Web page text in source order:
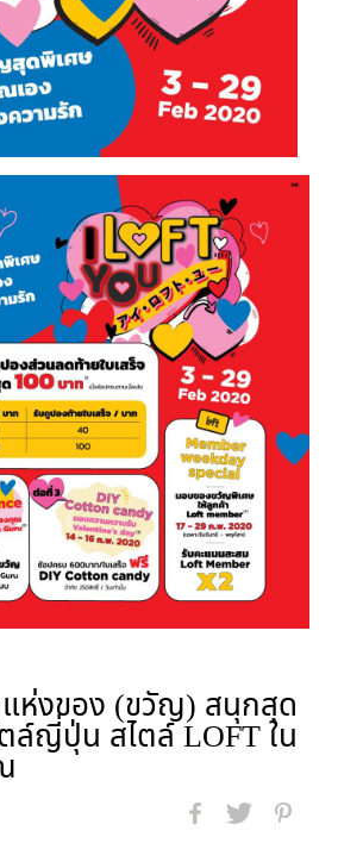
ห่งของ (ขวัญ) สนุกสุด
ตล์ญี่ปุ่น สไตล์ LOFT ใน